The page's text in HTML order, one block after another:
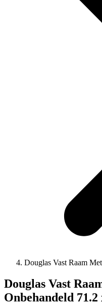
Douglas Vast Raam
Douglas Vast
Onbehandeld 71.2